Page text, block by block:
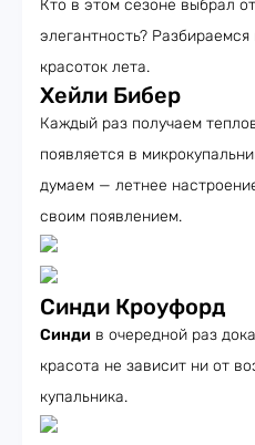
Кто в этом сезоне выбрал
элегантность?
красоток лета.
Хейли Бибер
Каждый раз получаем
появляется в
думаем — летнее
своим появлением.
Синди Кроуфорд
Синди в очередной раз
красота не зависит ни от
купальника.